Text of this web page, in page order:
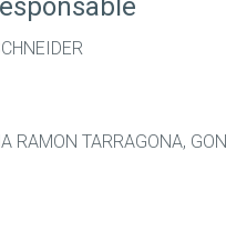
RAMON TARRAGONA,